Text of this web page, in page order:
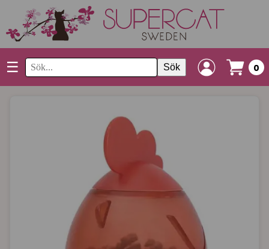
☰ Sök 0